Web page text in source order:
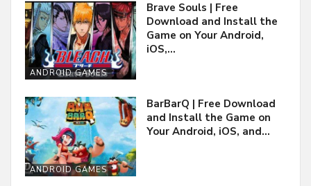
ANDROID GAMES
Brave Souls | Free
Download and Install the
Game on Your Android,
iOS,…
ANDROID GAMES
BarBarQ | Free Download
and Install the Game on
Your Android, iOS, and…